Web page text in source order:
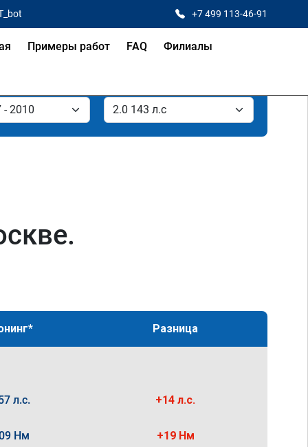
+7 499 113-46-91
Примеры работ FAQ Филиалы
Разница
л.с. +14 л.с.
Нм +19 Нм